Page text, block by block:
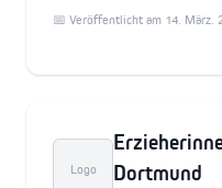
📅 Veröffentlicht am 14. März.
Logo
Dortmund